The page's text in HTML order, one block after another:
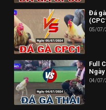
✪ Đừng quên Bấn vào đăng
những Video đá gà trực tiếp -
mới nhất hôm nay!
© Bản quyền thuộc về
© Mọi thông tin bản quyền
info@dagatructiep.tube
Đá
05/
Full
04/